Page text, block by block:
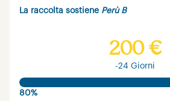
La raccolta sostiene Perù B
200 €
-24 Giorni
80%